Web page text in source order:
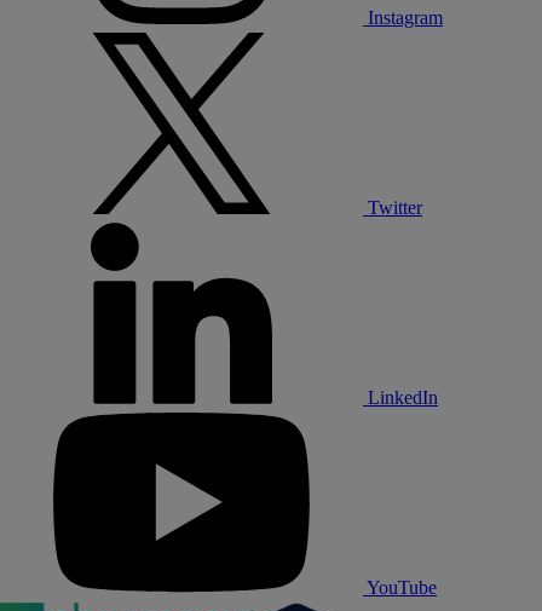
Instagram
Twitter
LinkedIn
YouTube